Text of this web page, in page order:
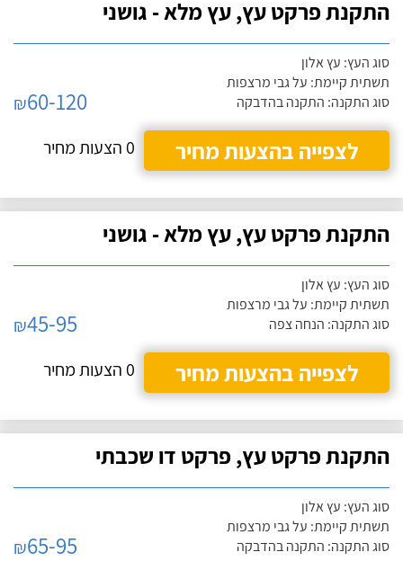
התקנת פרקט עץ, עץ מלא - גושני
סוג העץ: עץ אלון
תשתית קיימת: על גבי מרצפות
סוג התקנה: התקנה בהדבקה
₪60-120
לצפייה בהצעות מחיר
0 הצעות מחיר
התקנת פרקט עץ, עץ מלא - גושני
סוג העץ: עץ אלון
תשתית קיימת: על גבי מרצפות
סוג התקנה: הנחה צפה
₪45-95
לצפייה בהצעות מחיר
0 הצעות מחיר
התקנת פרקט עץ, פרקט דו שכבתי
סוג העץ: עץ אלון
תשתית קיימת: על גבי מרצפות
סוג התקנה: התקנה בהדבקה
₪65-95